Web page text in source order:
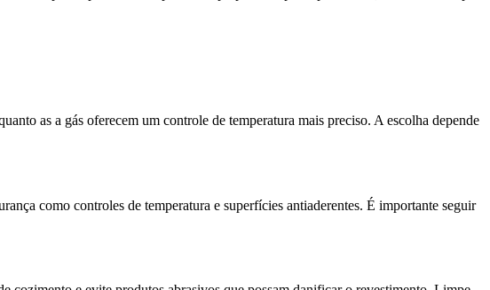
as a gás oferecem um controle de temperatura mais preciso. A escolha depende
como controles de temperatura e superfícies antiaderentes. É importante seguir